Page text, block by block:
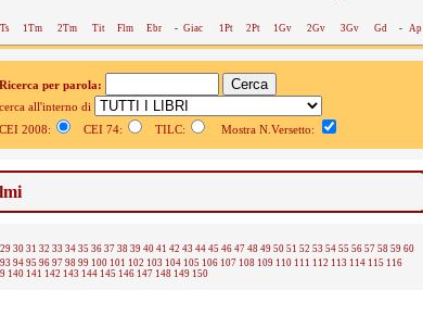
1Tm 2Tm Tit Flm Ebr - Giac 1Pt 2Pt 1Gv 2Gv 3Gv Gd - Ap
Ricerca per parola:
cerca all'interno di
CEI 2008:
CEI 74: TILC: Mostra N.Versetto:
29 30 31 32 33 34 35 36 37 38 39 40 41 42 43 44 45 46 47 48 49 50 51 52 53 54 55 56 57 58 59 60
93 94 95 96 97 98 99 100 101 102 103 104 105 106 107 108 109 110 111 112 113 114 115 116
140 141 142 143 144 145 146 147 148 149 150